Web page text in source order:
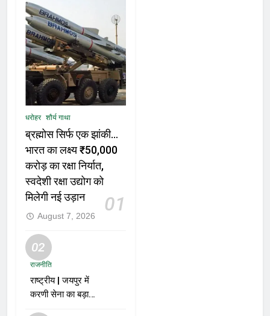
धरोहर शौर्य गाथा
ब्रह्मोस सिर्फ एक झांकी…
भारत का लक्ष्य ₹50,000
करोड़ का रक्षा निर्यात,
स्वदेशी रक्षा उद्योग को
मिलेगी नई उड़ान
01
August 7, 2026
02
राजनीति
राष्ट्रीय | जयपुर में
करणी सेना का बड़ा